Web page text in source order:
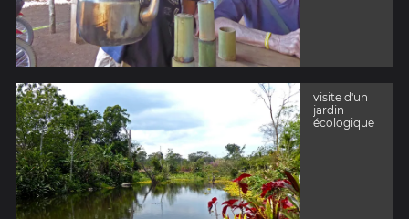
visite d'un
jardin
écologique